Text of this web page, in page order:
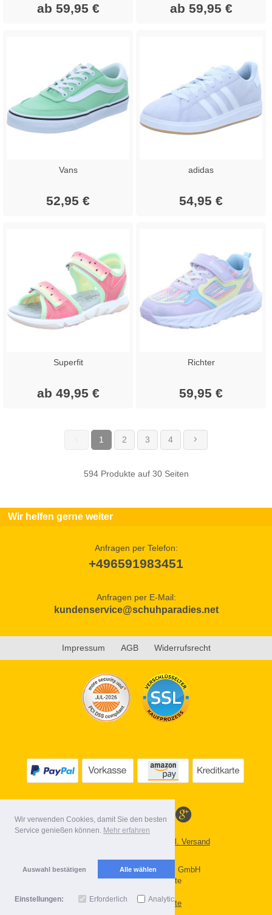
Wir verwenden Cookies, damit Sie den besten
Service genießen können. Mehr erfahren
Auswahl bestätigen Alle wählen
Einstellungen: Erforderlich Analytics
ab 59,95 € ab 59,95 €
Vans
52,95 €
adidas
54,95 €
Superfit
ab 49,95 €
Richter
59,95 €
1 (current)
2 3 4
594 Produkte auf 30 Seiten
Wir helfen gerne weiter
Anfragen per Telefon:
+496591983451
Anfragen per E-Mail:
kundenservice@schuhparadies.net
Impressum AGB Widerrufsrecht
Alle Preise inkl. MwSt. evtl. zzgl. Versand
Copyright 2026 by Gebr. Röhl GmbH
Mobile Shop by Shopgate
Zur klassischen Webseite